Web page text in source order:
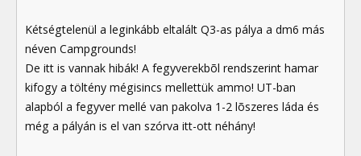
Kétségtelenül a leginkább eltalált Q3-as pálya a dm6 más
néven Campgrounds!
De itt is vannak hibák! A fegyverekbõl rendszerint hamar
kifogy a töltény mégisincs mellettük ammo! UT-ban
alapból a fegyver mellé van pakolva 1-2 lõszeres láda és
még a pályán is el van szórva itt-ott néhány!